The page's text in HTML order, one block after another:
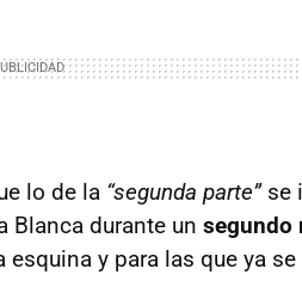
lo de la “segunda parte”se
Blanca durante un segundo
y para las que ya